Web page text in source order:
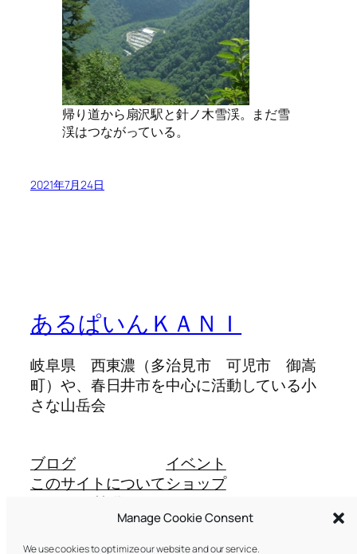
Manage Cookie Consent
We use cookies to optimize our website and our service.
帰り道から扇沢駅と針ノ木雪渓。まだ雪
渓はつながっている。
2021年7月24日
あるぱいんＫＡＮＩ
岐阜県 西東濃（多治見市 可児市 御嵩
町）や、春日井市を中心に活動している小
さな山岳会
ブログ
このサイトについて
よくある質問
イベント
ショップ
テーマ